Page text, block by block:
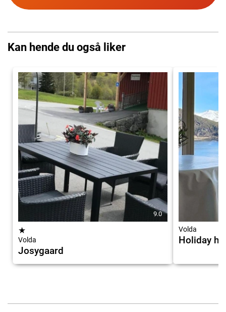
Kan hende du også liker
9.0
★
Volda
Josygaard
Volda
Holiday